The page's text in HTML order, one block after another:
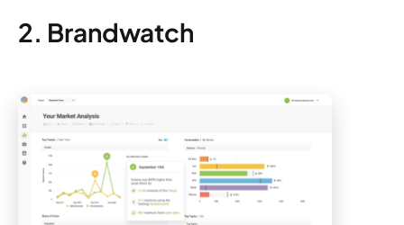
2. Brandwatch